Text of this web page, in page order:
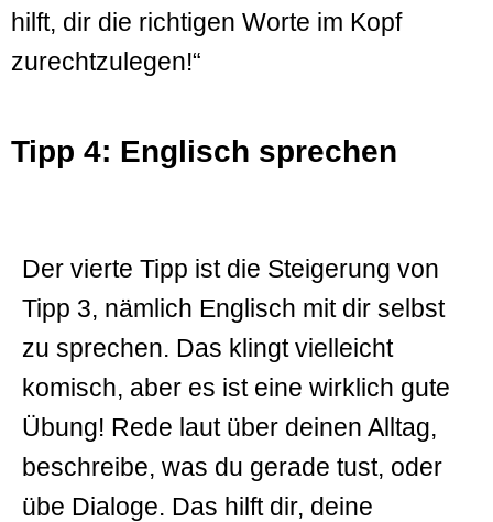
hilft, dir die richtigen Worte im Kopf
zurechtzulegen!“
Tipp 4: Englisch sprechen
Der vierte Tipp ist die Steigerung von
Tipp 3, nämlich Englisch mit dir selbst
zu sprechen. Das klingt vielleicht
komisch, aber es ist eine wirklich gute
Übung! Rede laut über deinen Alltag,
beschreibe, was du gerade tust, oder
übe Dialoge. Das hilft dir, deine